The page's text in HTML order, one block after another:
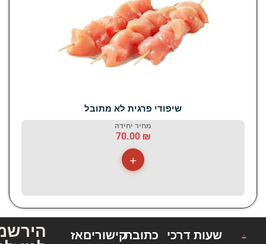
שיפודי פרגית לא מתובל
מחיר יחידה
70.00
שעות דרכי
כתובתקישוריםאז
הירשמו